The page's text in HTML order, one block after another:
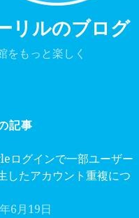
リルのブログ
をもっと楽しく
記事
ログインで一部ユーザー
したアカウント重複につ
6月19日